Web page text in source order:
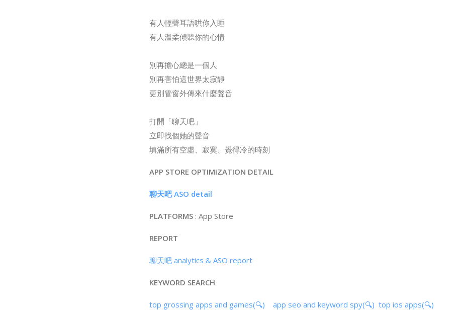
有人輕聲耳語哄你入睡
有人溫柔傾聽你的心情
別再擔心總是一個人
別再害怕這世界太寂靜
更別管窗外傳來什麼聲音
打開「聊天吧」
立即找個她的聲音
填滿所有空虛、寂寞、覺得冷的時刻
APP STORE OPTIMIZATION DETAIL
聊天吧 ASO detail
PLATFORMS : App Store
REPORT
聊天吧 analytics & ASO report
KEYWORD SEARCH
top grossing apps and games(🔍) app seo and keyword spy(🔍) top ios apps(🔍)